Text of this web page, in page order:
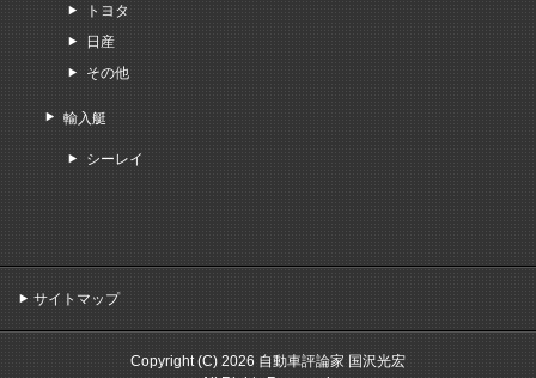
トヨタ
日産
その他
輸入艇
シーレイ
サイトマップ
Copyright (C) 2026 自動車評論家 国沢光宏